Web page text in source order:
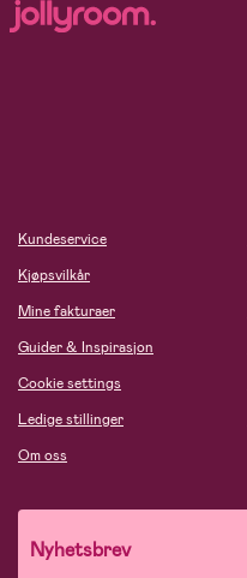
Kundeservice
Kjøpsvilkår
Mine fakturaer
Guider & Inspirasjon
Cookie settings
Ledige stillinger
Om oss
Nyhetsbrev